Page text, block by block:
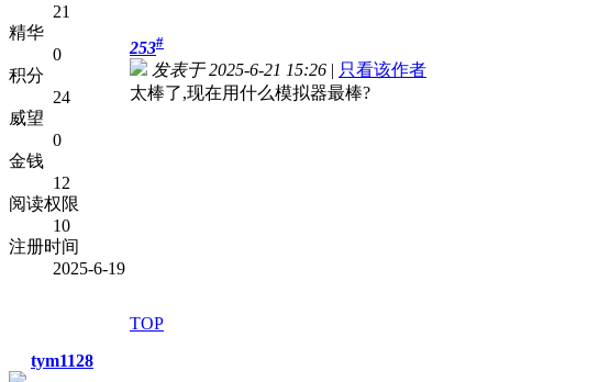
21
精华
0
积分
24
威望
0
金钱
12
阅读权限
10
注册时间
2025-6-19
253#
发表于 2025-6-21 15:26 | 只看该作者
太棒了,现在用什么模拟器最棒?
TOP
tym1128